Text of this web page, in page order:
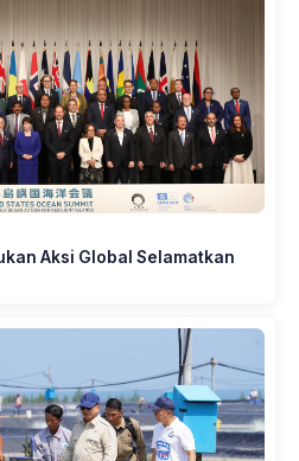
Aksi Global Selamatkan